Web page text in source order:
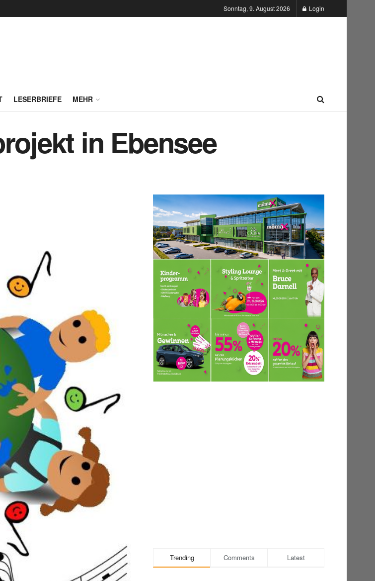
Sonntag, 9. August 2026 Login
LESERBRIEFE MEHR
in Ebensee
Trending Comments Latest